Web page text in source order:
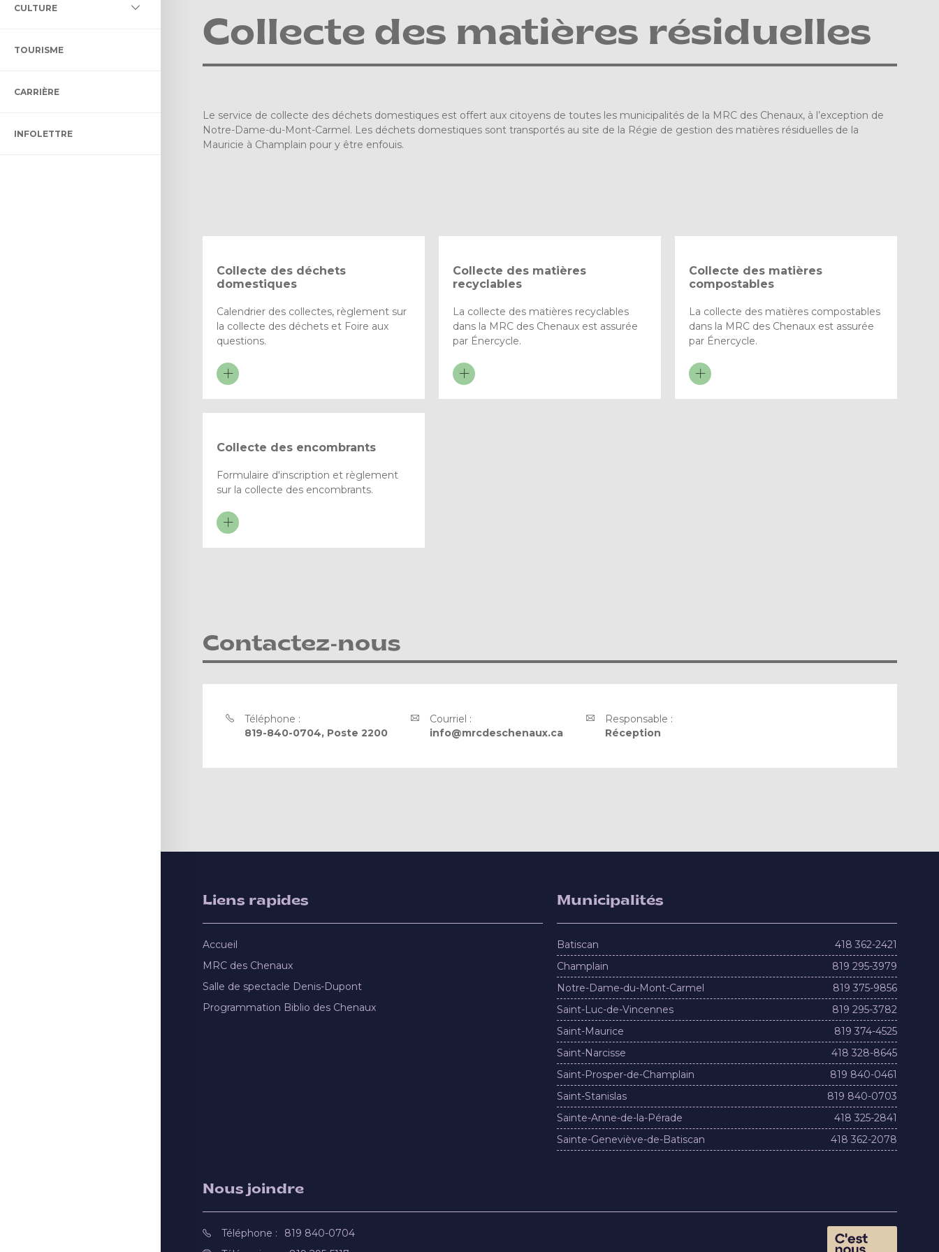
DES MILIEUX HUMIDES ET
ET DE
CONTRÔLE INTÉRIMAIRE
ET ADAPTÉ
CULTURE
BIBLIO DES CHENAUX
DENIS-DUPONT
TOURISME
CARRIÈRE
INFOLETTRE
Collecte des matières résiduelles
Le service de collecte des déchets domestiques est offert aux citoyens de toutes les municipalités de la MRC des Chenaux, à l’exception de
Notre-Dame-du-Mont-Carmel. Les déchets domestiques sont transportés au site de la Régie de gestion des matières résiduelles de la
Mauricie à Champlain pour y être enfouis.
Collecte des déchets
domestiques
Calendrier des collectes, règlement sur
la collecte des déchets et Foire aux
questions.
Collecte des matières
recyclables
La collecte des matières recyclables
dans la MRC des Chenaux est assurée
par Énercycle.
Collecte des matières
compostables
La collecte des matières compostables
dans la MRC des Chenaux est assurée
par Énercycle.
Collecte des encombrants
Formulaire d'inscription et règlement
sur la collecte des encombrants.
Contactez-nous
Téléphone :
819-840-0704, Poste 2200
Courriel :
info@mrcdeschenaux.ca
Responsable :
Réception
Liens rapides
Accueil
MRC des Chenaux
Salle de spectacle Denis-Dupont
Programmation Biblio des Chenaux
Municipalités
Batiscan
418 362-2421
Champlain
819 295-3979
Notre-Dame-du-Mont-Carmel
819 375-9856
Saint-Luc-de-Vincennes
819 295-3782
Saint-Maurice
819 374-4525
Saint-Narcisse
418 328-8645
Saint-Prosper-de-Champlain
819 840-0461
Saint-Stanislas
819 840-0703
Sainte-Anne-de-la-Pérade
418 325-2841
Sainte-Geneviève-de-Batiscan
418 362-2078
Nous joindre
Téléphone :
819 840-0704